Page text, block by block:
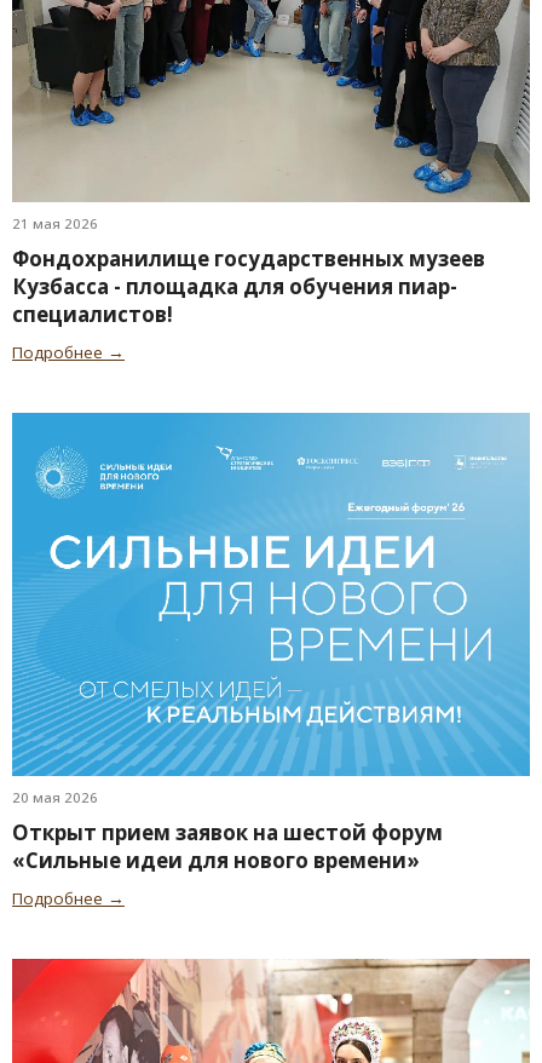
21 мая 2026
Фондохранилище государственных музеев
Кузбасса - площадка для обучения пиар-
специалистов!
Подробнее →
20 мая 2026
Открыт прием заявок на шестой форум
«Сильные идеи для нового времени»
Подробнее →